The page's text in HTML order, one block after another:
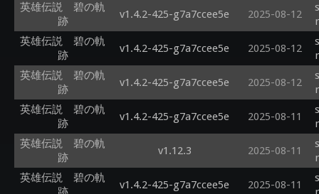
英雄伝説 碧の軌
跡
v1.4.2-425-g7a7ccee5e 2025-08-12
英雄伝説 碧の軌
跡
v1.4.2-425-g7a7ccee5e 2025-08-12
英雄伝説 碧の軌
跡
v1.4.2-425-g7a7ccee5e 2025-08-12
英雄伝説 碧の軌
跡
v1.4.2-425-g7a7ccee5e 2025-08-11
英雄伝説 碧の軌
跡
v1.12.3 2025-08-11
英雄伝説 碧の軌
v1.4.2-425-g7a7ccee5e 2025-08-11